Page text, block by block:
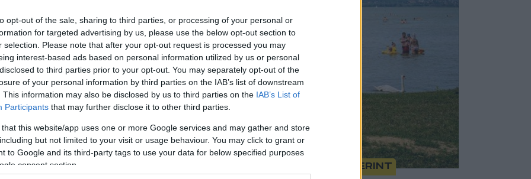
opt-out of the sale, sharing to third parties, or processing of your personal or
for targeted advertising by us, please use the below opt-out section to
selection. Please note that after your opt-out request is processed you may
interest-based ads based on personal information utilized by us or personal
to third parties prior to your opt-out. You may separately opt-out of the
of your personal information by third parties on the IAB’s list of downstream
This information may also be disclosed by us to third parties on the IAB’s List of
Participants that may further disclose it to other third parties.
that this website/app uses one or more Google services and may gather and store
but not limited to your visit or usage behaviour. You may click to grant or
to Google and its third-party tags to use your data for below specified purposes
consent section.
balatoni fürdésnek a legrosszabb forgatókönyv szerint